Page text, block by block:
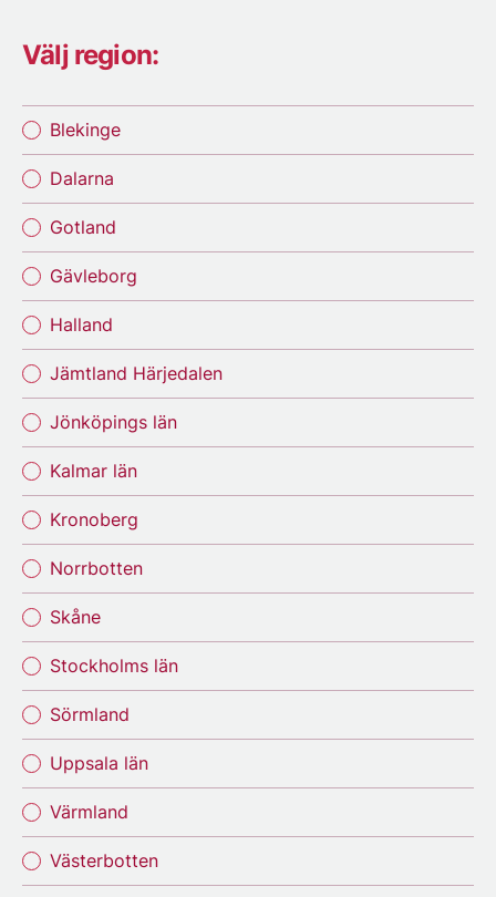
Välj region:
Blekinge
Dalarna
Gotland
Gävleborg
Halland
Jämtland Härjedalen
Jönköpings län
Kalmar län
Kronoberg
Norrbotten
Skåne
Stockholms län
Sörmland
Uppsala län
Värmland
Västerbotten